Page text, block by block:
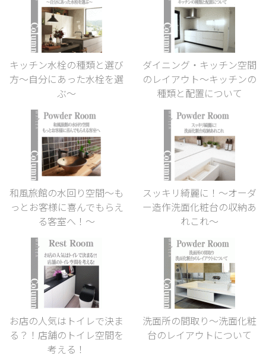
キッチン水栓の種類と選び
方～自分にあった水栓を選
ぶ～
ダイニング・キッチン空間
のレイアウト～キッチンの
種類と配置について
和風旅館の水回り空間～も
っとお客様に喜んでもらえ
る客室へ！～
スッキリ綺麗に！〜オーダ
ー造作洗面化粧台の収納あ
れこれ〜
お店の人気はトイレで決ま
る？！店舗のトイレ空間を
考える！
洗面所の間取り～洗面化粧
台のレイアウトについて